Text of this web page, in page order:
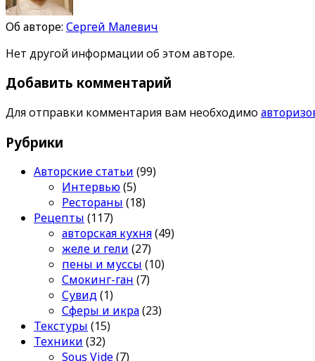
Об авторе: Сергей Малевич
Нет другой информации об этом авторе.
Добавить комментарий
Для отправки комментария вам необходимо
Рубрики
Авторские статьи (99)
Интервью(5)
Рестораны (18)
Рецепты (117)
авторская кухня(49)
желе и гели (27)
пены и муссы (10)
Смокинг-ган (7)
Сувид(1)
Сферы и икра(23)
Текстуры (15)
Техники (32)
Sous Vide(7)